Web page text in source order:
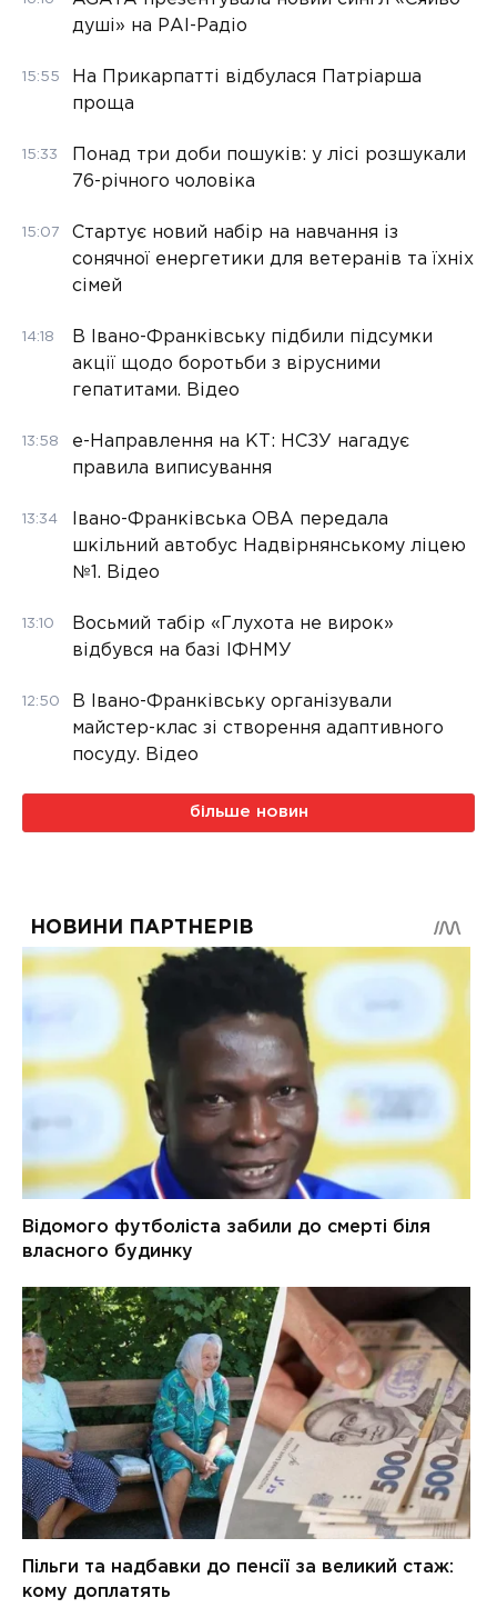
душі» на РАІ-Радіо
15:55
На Прикарпатті відбулася Патріарша
проща
15:33
Понад три доби пошуків: у лісі розшукали
76-річного чоловіка
15:07
Стартує новий набір на навчання із
сонячної енергетики для ветеранів та їхніх
сімей
14:18
В Івано-Франківську підбили підсумки
акції щодо боротьби з вірусними
гепатитами. Відео
13:58
е-Направлення на КТ: НСЗУ нагадує
правила виписування
13:34
Івано-Франківська ОВА передала
шкільний автобус Надвірнянському ліцею
№1. Відео
13:10
Восьмий табір «Глухота не вирок»
відбувся на базі ІФНМУ
12:50
В Івано-Франківську організували
майстер-клас зі створення адаптивного
посуду. Відео
більше новин